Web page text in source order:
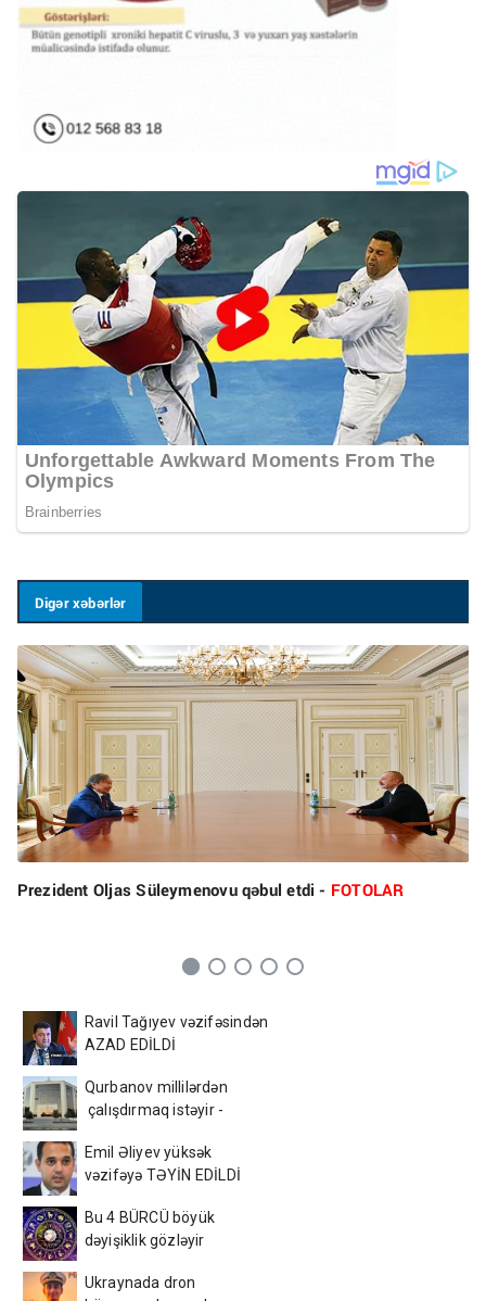
Digər xəbərlər
Prezident Oljas Süleymenovu qəbul etdi - FOTOLAR
Ravil Tağıyev vəzifəsindən
AZAD EDİLDİ
Qurbanov millilərdən
çalışdırmaq istəyir -
Emil Əliyev yüksək
vəzifəyə TƏYİN EDİLDİ
Bu 4 BÜRCÜ böyük
dəyişiklik gözləyir
Ukraynada dron